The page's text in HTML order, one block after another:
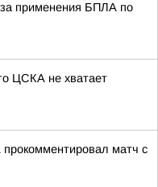
применения БПЛА по
ЦСКА не хватает
матч с